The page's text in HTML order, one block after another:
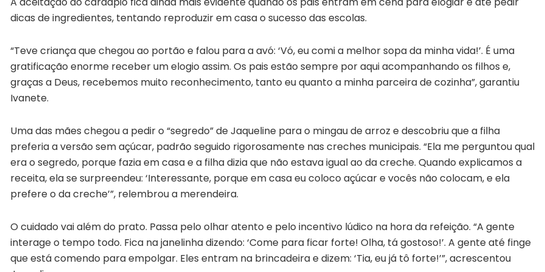
dicas de ingredientes, tentando reproduzir em casa o sucesso das escolas.
“Teve criança que chegou ao portão e falou para a avó: ‘Vó, eu comi a melhor sopa da minha vida!’. É uma
gratificação enorme receber um elogio assim. Os pais estão sempre por aqui acompanhando os filhos e,
graças a Deus, recebemos muito reconhecimento, tanto eu quanto a minha parceira de cozinha”, garantiu
Ivanete.
Uma das mães chegou a pedir o “segredo” de Jaqueline para o mingau de arroz e descobriu que a filha
preferia a versão sem açúcar, padrão seguido rigorosamente nas creches municipais. “Ela me perguntou qual
era o segredo, porque fazia em casa e a filha dizia que não estava igual ao da creche. Quando explicamos a
receita, ela se surpreendeu: ‘Interessante, porque em casa eu coloco açúcar e vocês não colocam, e ela
prefere o da creche’”, relembrou a merendeira.
O cuidado vai além do prato. Passa pelo olhar atento e pelo incentivo lúdico na hora da refeição. “A gente
interage o tempo todo. Fica na janelinha dizendo: ‘Come para ficar forte! Olha, tá gostoso!’. A gente até finge
que está comendo para empolgar. Eles entram na brincadeira e dizem: ‘Tia, eu já tô forte!’”, acrescentou